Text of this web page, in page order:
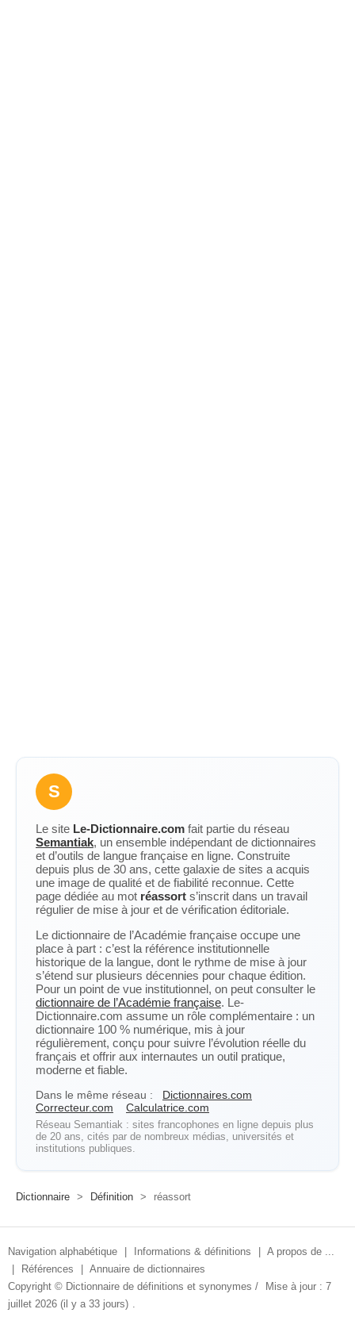
S
Le site Le-Dictionnaire.com fait partie du réseau
Semantiak, un ensemble indépendant de dictionnaires
et d’outils de langue française en ligne. Construite
depuis plus de 30 ans, cette galaxie de sites a acquis
une image de qualité et de fiabilité reconnue. Cette
page dédiée au mot réassort s’inscrit dans un travail
régulier de mise à jour et de vérification éditoriale.
Le dictionnaire de l’Académie française occupe une
place à part : c’est la référence institutionnelle
historique de la langue, dont le rythme de mise à jour
s’étend sur plusieurs décennies pour chaque édition.
Pour un point de vue institutionnel, on peut consulter le
dictionnaire de l’Académie française. Le-
Dictionnaire.com assume un rôle complémentaire : un
dictionnaire 100 % numérique, mis à jour
régulièrement, conçu pour suivre l’évolution réelle du
français et offrir aux internautes un outil pratique,
moderne et fiable.
Dans le même réseau :
Dictionnaires.com
Correcteur.com
Calculatrice.com
Réseau Semantiak : sites francophones en ligne depuis plus
de 20 ans, cités par de nombreux médias, universités et
institutions publiques.
Dictionnaire > Définition > réassort
Navigation alphabétique Informations & définitions
A propos de ...
Références
Annuaire de dictionnaires
Copyright © Dictionnaire de définitions et synonymes /
Mise à jour : 7
juillet 2026 (il y a 33 jours) .